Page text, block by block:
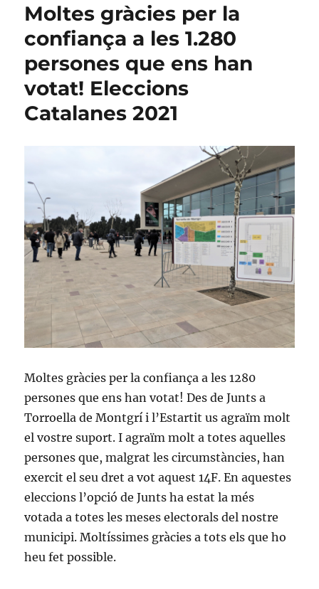
l’alcalde
i
del
president
de
l’EMD
en
contenciosos
Moltes gràcies per la
confiança a les 1.280
persones que ens han
votat! Eleccions
Catalanes 2021
Moltes gràcies per la confiança a les 1280
persones que ens han votat! Des de Junts a
Torroella de Montgrí i l’Estartit us agraïm molt
el vostre suport. I agraïm molt a totes aquelles
persones que, malgrat les circumstàncies, han
exercit el seu dret a vot aquest 14F. En aquestes
eleccions l’opció de Junts ha estat la més
votada a totes les meses electorals del nostre
municipi. Moltíssimes gràcies a tots els que ho
heu fet possible.